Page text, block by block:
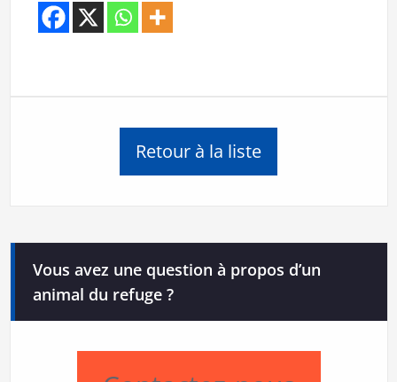
Retour à la liste
Vous avez une question à propos d’un
animal du refuge ?